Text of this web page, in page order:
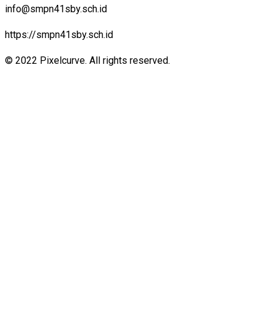
info@smpn41sby.sch.id
https://smpn41sby.sch.id
© 2022 Pixelcurve. All rights reserved.